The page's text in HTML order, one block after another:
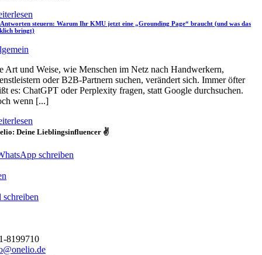
steuern: Warum Ihr KMU jetzt eine „Grounding Page“ braucht (und was das
bringt)
Art und Weise, wie Menschen im Netz nach Handwerkern,
oder B2B-Partnern suchen, verändert sich. Immer öfter
es: ChatGPT oder Perplexity fragen, statt Google durchsuchen.
wenn [...]
Deine Lieblingsinfluencer ✌️
schreiben
8199710